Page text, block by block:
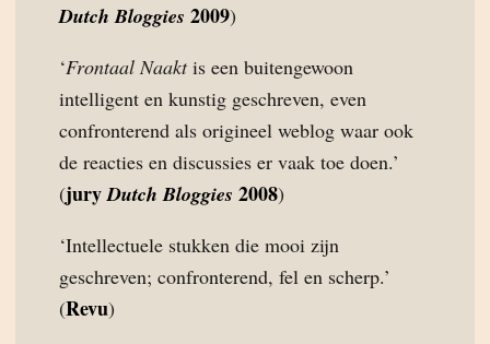
Dutch Bloggies 2009)
‘Frontaal Naaktis een buitengewoon
intelligent en kunstig geschreven, even
confronterend als origineel weblog waar ook
de reacties en discussies er vaak toe doen.’
(juryDutch Bloggies 2008)
‘Intellectuele stukken die mooi zijn
geschreven; confronterend, fel en scherp.’
(Revu)